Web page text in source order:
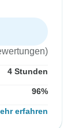
4 Stunden
96%
erfahren